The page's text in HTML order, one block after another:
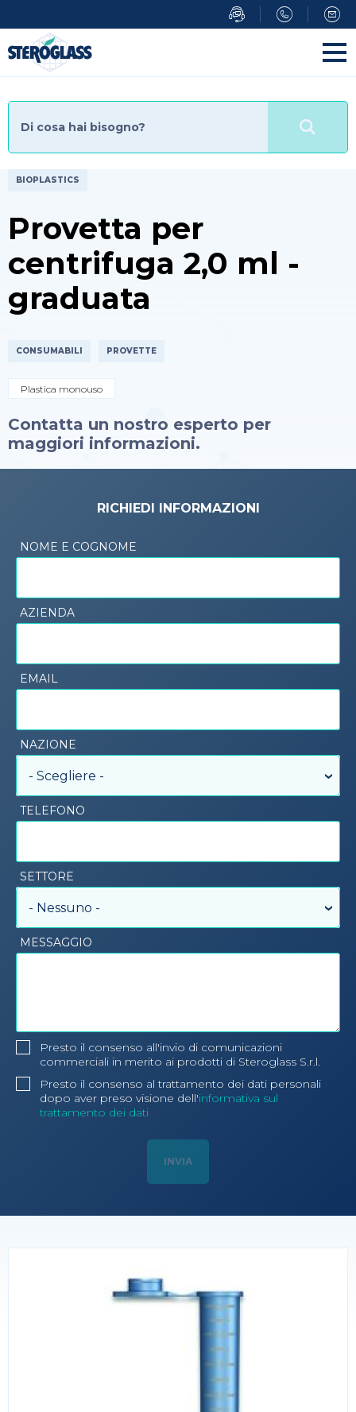
al
contenuto
principale
BIOPLASTICS
Provetta per
centrifuga 2,0 ml -
graduata
CONSUMABILI PROVETTE
Plastica monouso
Contatta un nostro esperto per
maggiori informazioni.
RICHIEDI INFORMAZIONI
NOME E COGNOME
AZIENDA
EMAIL
NAZIONE
- Scegliere -
TELEFONO
SETTORE
- Nessuno -
MESSAGGIO
Presto il consenso all'invio di comunicazioni
commerciali in merito ai prodotti di Steroglass S.r.l.
Presto il consenso al trattamento dei dati personali
dopo aver preso visione dell'informativa sul
trattamento dei dati